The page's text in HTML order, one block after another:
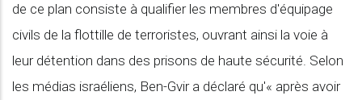
de ce plan consiste à qualifier les membres d'équipage
civils de la flottille de terroristes, ouvrant ainsi la voie à
leur détention dans des prisons de haute sécurité. Selon
les médias israéliens, Ben-Gvir a déclaré qu'« après avoir